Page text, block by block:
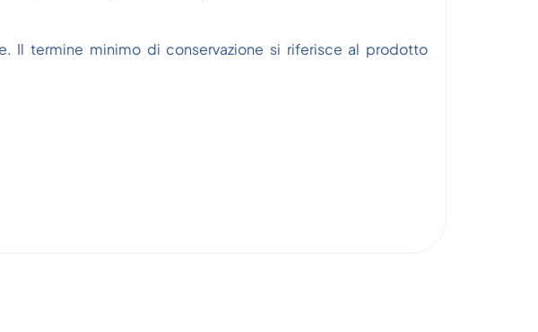
Il termine minimo di conservazione si riferisce al prodotto